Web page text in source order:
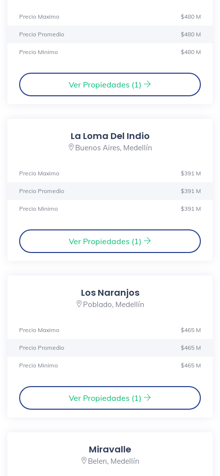
Precio Maximo $480 M
Precio Promedio $480 M
Precio Minimo $480 M
Ver Propiedades (1)
La Loma Del Indio
Buenos Aires, Medellín
Precio Maximo $391 M
Precio Promedio $391 M
Precio Minimo $391 M
Ver Propiedades (1)
Los Naranjos
Poblado, Medellín
Precio Maximo $465 M
Precio Promedio $465 M
Precio Minimo $465 M
Ver Propiedades (1)
Miravalle
Belen, Medellín